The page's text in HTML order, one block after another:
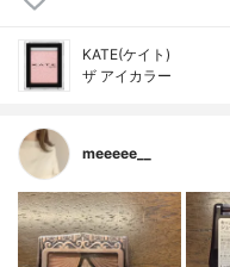
KATE(ケイト)
ザ アイカラー
meeeee__